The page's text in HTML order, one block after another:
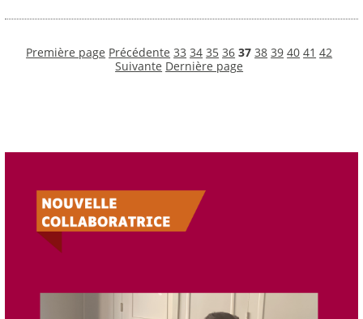
Première page Précédente 33 34 35 36 37 38 39 40 41 42
Suivante Dernière page